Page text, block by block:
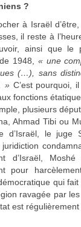
?
à Israël
il reste à
ainsi que le
1948,
« une
(…), sans
» C’est pourquoi,
fonctions
plusieurs
Ahmad Tibi ou
d’Israël, le juge
d’Israël,
pour
qui fait
ravagée par
est